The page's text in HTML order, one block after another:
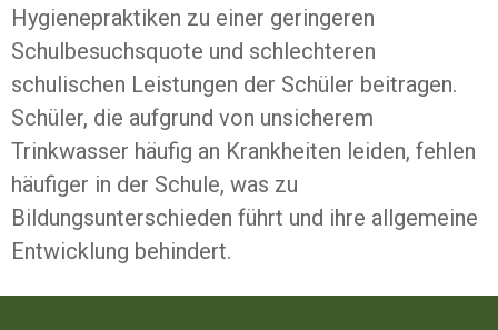
Hygienepraktiken zu einer geringeren
Schulbesuchsquote und schlechteren
schulischen Leistungen der Schüler beitragen.
Schüler, die aufgrund von unsicherem
Trinkwasser häufig an Krankheiten leiden, fehlen
häufiger in der Schule, was zu
Bildungsunterschieden führt und ihre allgemeine
Entwicklung behindert.